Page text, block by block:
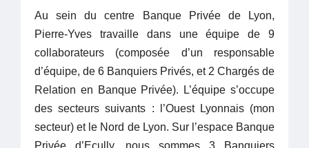
Au sein du centre Banque Privée de Lyon,
Pierre-Yves travaille dans une équipe de 9
collaborateurs (composée d’un responsable
d’équipe, de 6 Banquiers Privés, et 2 Chargés de
Relation en Banque Privée). L’équipe s’occupe
des secteurs suivants : l’Ouest Lyonnais (mon
secteur) et le Nord de Lyon. Sur l’espace Banque
Privée d’Ecully, nous sommes 3 Banquiers